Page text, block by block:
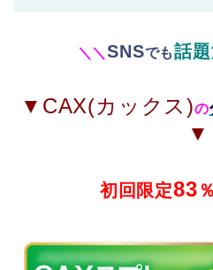
＼ ＼SNSでも話題
▼CAX(カックス)の
▼
初回限定83